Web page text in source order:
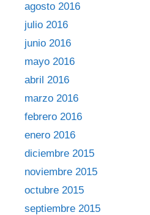
agosto 2016
julio 2016
junio 2016
mayo 2016
abril 2016
marzo 2016
febrero 2016
enero 2016
diciembre 2015
noviembre 2015
octubre 2015
septiembre 2015